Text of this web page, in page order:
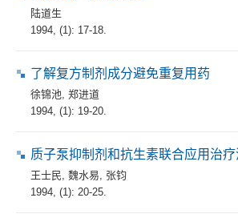
陆道生
1994, (1): 17-18.
了解复方制剂成分避免重复用药
徐锦池 郑进道
1994, (1): 19-20.
质子泵抑制剂和抗生素联合应用治
王士民 魏水易
张钧
1994, (1): 20-25.